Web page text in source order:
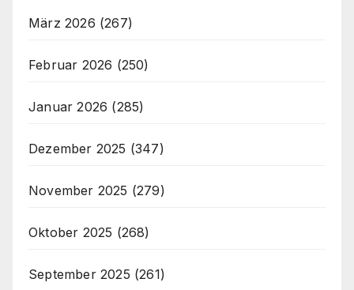
März 2026 (267)
Februar 2026 (250)
Januar 2026 (285)
Dezember 2025 (347)
November 2025 (279)
Oktober 2025 (268)
September 2025 (261)